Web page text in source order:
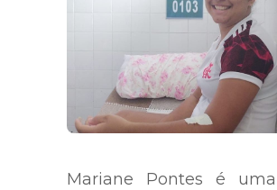
Mariane Pontes é